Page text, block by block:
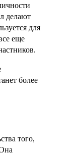
делают
для
еще
более
того,